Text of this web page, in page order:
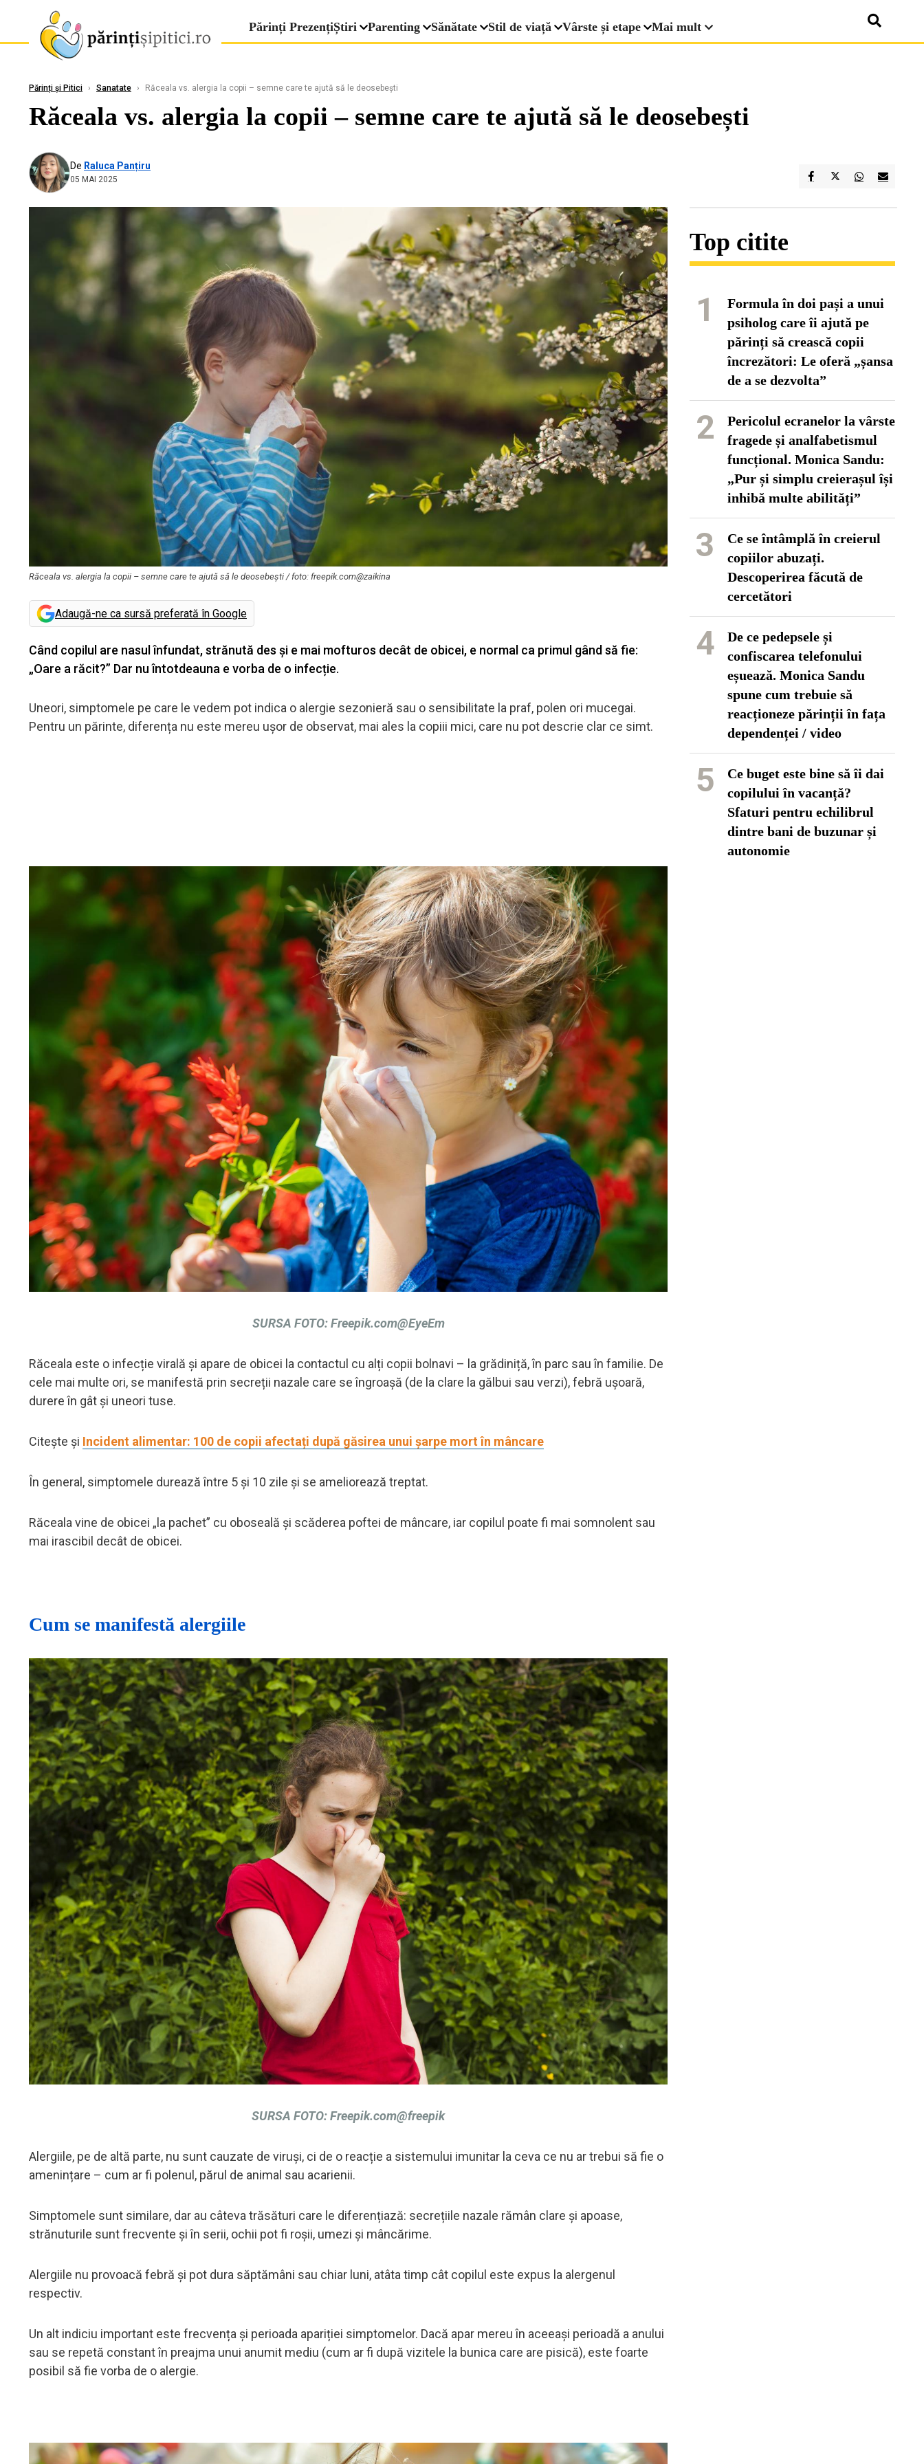
Părinți PrezențiȘtiri Parenting Sănătate Stil de viață Vârste și etape Mai mult
Părinți și Pitici › Sanatate › Răceala vs. alergia la copii – semne care te ajută să le deosebești
Răceala vs. alergia la copii – semne care te ajută să le deosebești
De Raluca Panțiru
05 MAI 2025
Răceala vs. alergia la copii – semne care te ajută să le deosebești / foto: freepik.com@zaikina
Adaugă-ne ca sursă preferată în Google
Când copilul are nasul înfundat, strănută des și e mai mofturos decât de obicei, e normal ca primul gând să fie:
„Oare a răcit?” Dar nu întotdeauna e vorba de o infecție.
Uneori, simptomele pe care le vedem pot indica o alergie sezonieră sau o sensibilitate la praf, polen ori mucegai.
Pentru un părinte, diferența nu este mereu ușor de observat, mai ales la copiii mici, care nu pot descrie clar ce simt.
SURSA FOTO: Freepik.com@EyeEm
Răceala este o infecție virală și apare de obicei la contactul cu alți copii bolnavi – la grădiniță, în parc sau în familie. De
cele mai multe ori, se manifestă prin secreții nazale care se îngroașă (de la clare la gălbui sau verzi), febră ușoară,
durere în gât și uneori tuse.
Citește și Incident alimentar: 100 de copii afectați după găsirea unui șarpe mort în mâncare
În general, simptomele durează între 5 și 10 zile și se ameliorează treptat.
Răceala vine de obicei „la pachet” cu oboseală și scăderea poftei de mâncare, iar copilul poate fi mai somnolent sau
mai irascibil decât de obicei.
Cum se manifestă alergiile
SURSA FOTO: Freepik.com@freepik
Alergiile, pe de altă parte, nu sunt cauzate de viruși, ci de o reacție a sistemului imunitar la ceva ce nu ar trebui să fie o
amenințare – cum ar fi polenul, părul de animal sau acarienii.
Simptomele sunt similare, dar au câteva trăsături care le diferențiază: secrețiile nazale rămân clare și apoase,
strănuturile sunt frecvente și în serii, ochii pot fi roșii, umezi și mâncărime.
Alergiile nu provoacă febră și pot dura săptămâni sau chiar luni, atâta timp cât copilul este expus la alergenul
respectiv.
Un alt indiciu important este frecvența și perioada apariției simptomelor. Dacă apar mereu în aceeași perioadă a anului
sau se repetă constant în preajma unui anumit mediu (cum ar fi după vizitele la bunica care are pisică), este foarte
posibil să fie vorba de o alergie.
Top citite
1
Formula în doi pași a unui
psiholog care îi ajută pe
părinți să crească copii
încrezători: Le oferă „șansa
de a se dezvolta”
2
Pericolul ecranelor la vârste
fragede și analfabetismul
funcțional. Monica Sandu:
„Pur și simplu creierașul își
inhibă multe abilități”
3
Ce se întâmplă în creierul
copiilor abuzați.
Descoperirea făcută de
cercetători
4
De ce pedepsele și
confiscarea telefonului
eșuează. Monica Sandu
spune cum trebuie să
reacționeze părinții în fața
dependenței / video
5
Ce buget este bine să îi dai
copilului în vacanță?
Sfaturi pentru echilibrul
dintre bani de buzunar și
autonomie